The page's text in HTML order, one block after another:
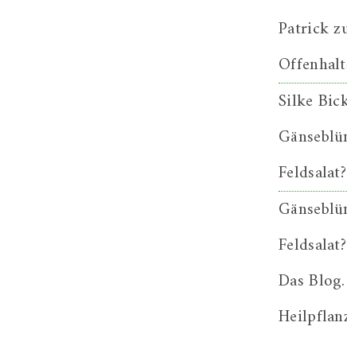
Patrick
Silke
Feldsalat?
Das Blog.